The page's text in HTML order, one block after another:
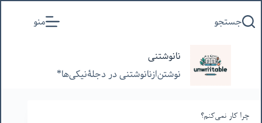
به
جستجو منو
نانوشتنی
نوشتن‌از‌نانوشتنی‌ در‌ دجلۀنیکی‌ها*
چرا کار نمی‌کنم؟